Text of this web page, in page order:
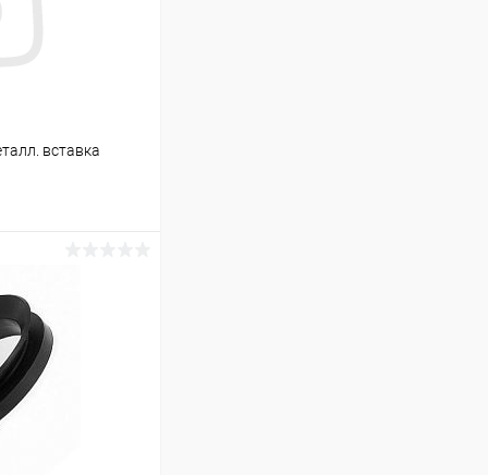
вставка
В наличии (3)